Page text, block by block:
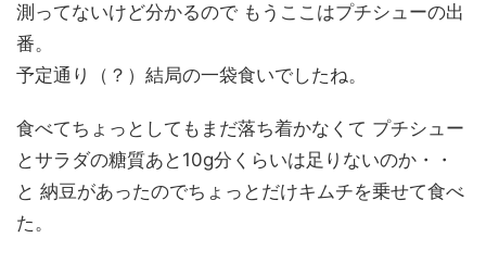
測ってないけど分かるので もうここはプチシューの出
番。
予定通り（？）結局の一袋食いでしたね。
食べてちょっとしてもまだ落ち着かなくて プチシュー
とサラダの糖質あと10g分くらいは足りないのか・・
と 納豆があったのでちょっとだけキムチを乗せて食べ
た。